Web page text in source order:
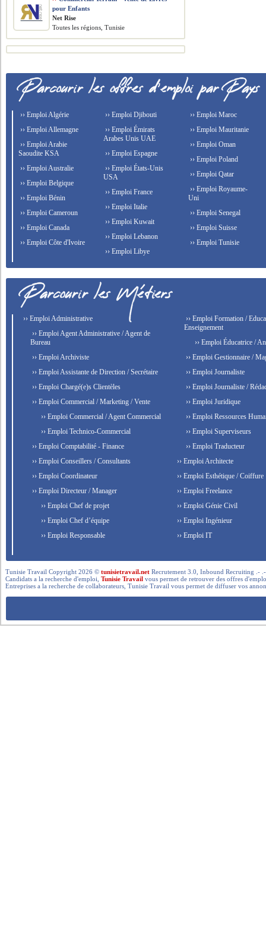
pour Enfants
Net Rise
Toutes les régions, Tunisie
›› Emploi Algérie
›› Emploi Allemagne
›› Emploi Arabie
Saoudite KSA
›› Emploi Australie
›› Emploi Belgique
›› Emploi Bénin
›› Emploi Cameroun
›› Emploi Canada
›› Emploi Côte d'Ivoire
›› Emploi Djibouti
›› Emploi Émirats
Arabes Unis UAE
›› Emploi Espagne
›› Emploi États-Unis
USA
›› Emploi France
›› Emploi Italie
›› Emploi Kuwait
›› Emploi Lebanon
›› Emploi Libye
›› Emploi Maroc
›› Emploi Mauritanie
›› Emploi Oman
›› Emploi Poland
›› Emploi Qatar
›› Emploi Royaume-
Uni
›› Emploi Senegal
›› Emploi Suisse
›› Emploi Tunisie
›› Emploi Administrative
›› Emploi Agent Administrative / Agent de
Bureau
›› Emploi Archiviste
›› Emploi Assistante de Direction / Secrétaire
›› Emploi Chargé(e)s Clientèles
›› Emploi Commercial / Marketing / Vente
›› Emploi Commercial / Agent Commercial
›› Emploi Technico-Commercial
›› Emploi Comptabilité - Finance
›› Emploi Conseillers / Consultants
›› Emploi Coordinateur
›› Emploi Directeur / Manager
›› Emploi Chef de projet
›› Emploi Chef d’équipe
›› Emploi Responsable
›› Emploi Formation /
Enseignement
›› Emploi Éducatrice /
›› Emploi Gestionnaire /
›› Emploi Journaliste
›› Emploi Journaliste /
›› Emploi Juridique
›› Emploi Ressources
›› Emploi Superviseurs
›› Emploi Traducteur
›› Emploi Architecte
›› Emploi Esthétique / Coiffure
›› Emploi Freelance
›› Emploi Génie Civil
›› Emploi Ingénieur
›› Emploi IT
Tunisie Travail Copyright 2026 ©tunisietravail.net Recrutement 3.0, Inbound Recruiting .-
Candidats a la recherche d'emploi,Tunisie Travail vous permet de retrouver des offres
Entreprises a la recherche de collaborateurs, Tunisie Travail vous permet de diffuser vos